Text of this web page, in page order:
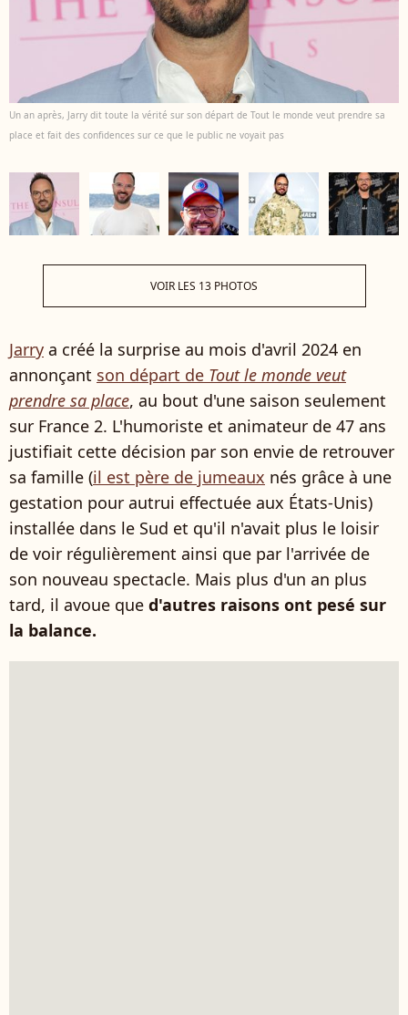
Un an après, Jarry dit toute la vérité sur son départ de Tout le monde veut prendre sa
place et fait des confidences sur ce que le public ne voyait pas
VOIR LES 13 PHOTOS
Jarry a créé la surprise au mois d'avril 2024 en
annonçant son départ de Tout le monde veut
prendre sa place, au bout d'une saison seulement
sur France 2. L'humoriste et animateur de 47 ans
justifiait cette décision par son envie de retrouver
sa famille (il est père de jumeaux nés grâce à une
gestation pour autrui effectuée aux États-Unis)
installée dans le Sud et qu'il n'avait plus le loisir
de voir régulièrement ainsi que par l'arrivée de
son nouveau spectacle. Mais plus d'un an plus
tard, il avoue que d'autres raisons ont pesé sur
la balance.